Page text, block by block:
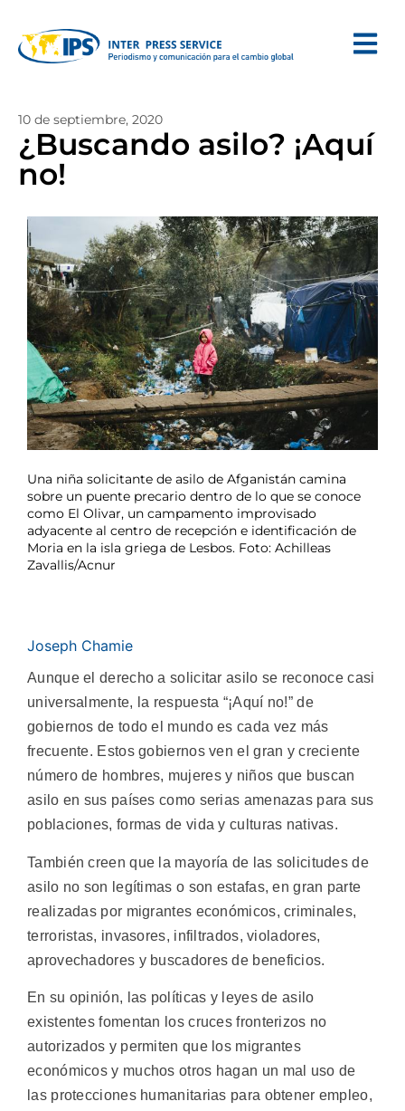
10 de septiembre, 2020
¿Buscando asilo? ¡Aquí
no!
Una niña solicitante de asilo de Afganistán camina
sobre un puente precario dentro de lo que se conoce
como El Olivar, un campamento improvisado
adyacente al centro de recepción e identificación de
Moria en la isla griega de Lesbos. Foto: Achilleas
Zavallis/Acnur
Joseph Chamie
Aunque el derecho a solicitar asilo se reconoce casi
universalmente, la respuesta “¡Aquí no!” de
gobiernos de todo el mundo es cada vez más
frecuente. Estos gobiernos ven el gran y creciente
número de hombres, mujeres y niños que buscan
asilo en sus países como serias amenazas para sus
poblaciones, formas de vida y culturas nativas.
También creen que la mayoría de las solicitudes de
asilo no son legítimas o son estafas, en gran parte
realizadas por migrantes económicos, criminales,
terroristas, invasores, infiltrados, violadores,
aprovechadores y buscadores de beneficios.
En su opinión, las políticas y leyes de asilo
existentes fomentan los cruces fronterizos no
autorizados y permiten que los migrantes
económicos y muchos otros hagan un mal uso de
las protecciones humanitarias para obtener empleo,